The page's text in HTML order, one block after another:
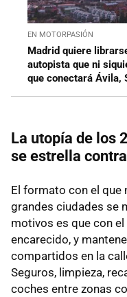
EN MOTORPASIÓN
Madrid quiere
autopista que ni
que conectará Ávila,
La utopía de los
se estrella
El formato con el que
grandes ciudades se
motivos es que con
encarecido, y
compartidos en la
Seguros, limpieza,
coches entre zonas